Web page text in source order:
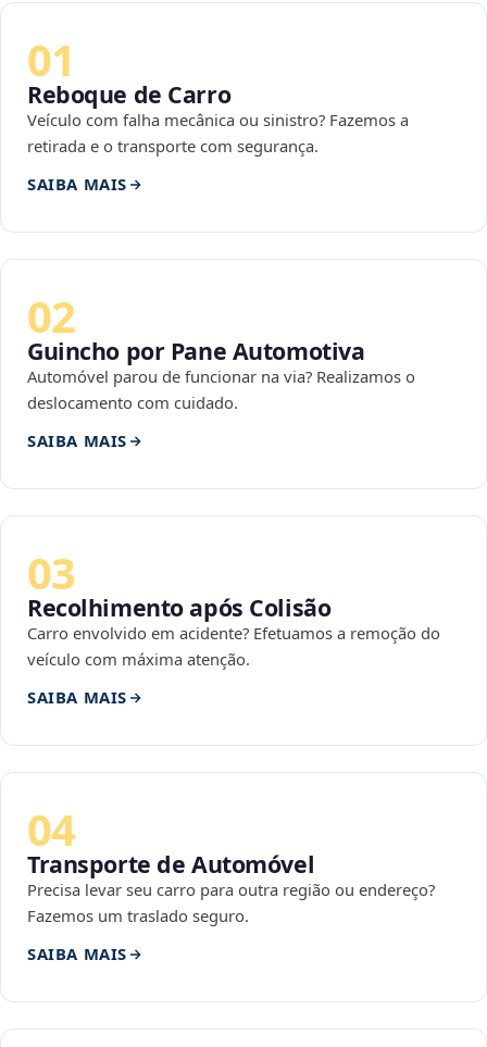
01
Reboque de Carro
Veículo com falha mecânica ou sinistro? Fazemos a
retirada e o transporte com segurança.
SAIBA MAIS
02
Guincho por Pane Automotiva
Automóvel parou de funcionar na via? Realizamos o
deslocamento com cuidado.
SAIBA MAIS
03
Recolhimento após Colisão
Carro envolvido em acidente? Efetuamos a remoção do
veículo com máxima atenção.
SAIBA MAIS
04
Transporte de Automóvel
Precisa levar seu carro para outra região ou endereço?
Fazemos um traslado seguro.
SAIBA MAIS